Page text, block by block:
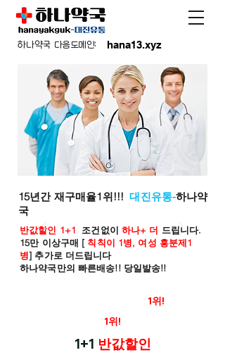
hana13.xyz
하나약국 다음도메인:
15년간 재구매율1위!!!대진유통-하나약
국
반값할인 1+1 조건없이 하나+ 더 드립니다.
15만 이상구매 [ 칙칙이 1병, 여성 흥분제1
병] 추가로 더드립니다
하나약국만의 빠른배송!! 당일발송!!
1위!
1위!
1+1 반값할인